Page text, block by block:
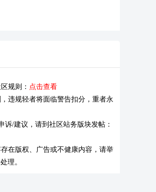
规则： 点击查看
违规轻者将面临警告扣分，重者永
诉/建议，请到社区站务版块发帖：
在版权、广告或不健康内容，请举
理。